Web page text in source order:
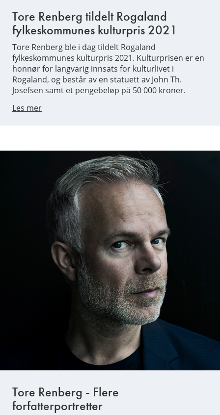
Tore Renberg tildelt Rogaland
fylkeskommunes kulturpris 2021
Tore Renberg ble i dag tildelt Rogaland
fylkeskommunes kulturpris 2021. Kulturprisen er en
honnør for langvarig innsats for kulturlivet i
Rogaland, og består av en statuett av John Th.
Josefsen samt et pengebeløp på 50 000 kroner.
Les mer
Tore Renberg - Flere
forfatterportretter